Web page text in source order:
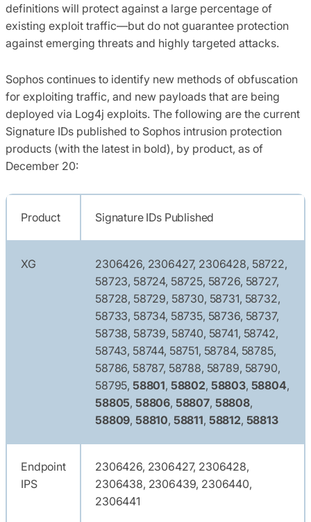
definitions will protect against a large percentage of
existing exploit traffic—but do not guarantee protection
against emerging threats and highly targeted attacks.
Sophos continues to identify new methods of obfuscation
for exploiting traffic, and new payloads that are being
deployed via Log4j exploits. The following are the current
Signature IDs published to Sophos intrusion protection
products (with the latest in bold), by product, as of
December 20:
Product Signature IDs Published
XG
2306426, 2306427, 2306428, 58722,
58723, 58724, 58725, 58726, 58727,
58728, 58729, 58730, 58731, 58732,
58733, 58734, 58735, 58736, 58737,
58738, 58739, 58740, 58741, 58742,
58743, 58744, 58751, 58784, 58785,
58786, 58787, 58788, 58789, 58790,
58795, 58801, 58802, 58803, 58804,
58805, 58806, 58807, 58808,
58809, 58810, 58811, 58812, 58813
Endpoint
IPS
2306426, 2306427, 2306428,
2306438, 2306439, 2306440,
2306441